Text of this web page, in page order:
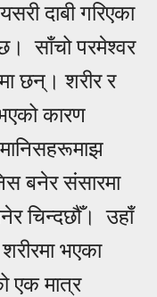
यसरी दाबी गरिएका
साँचो परमेश्वर
छन्। शरीर र
कारण
बनेर संसारमा
चिन्दछौँ। उहाँ
भएका
एक मात्र